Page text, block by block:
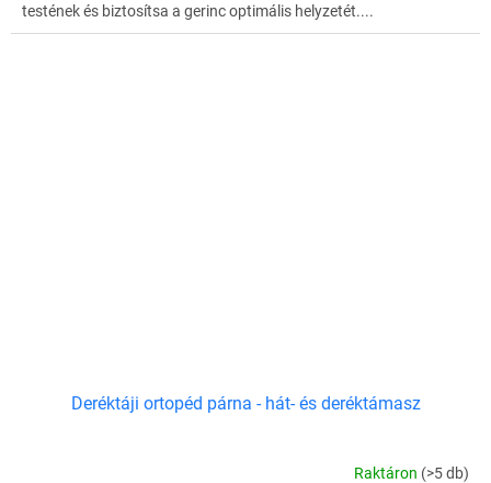
testének és biztosítsa a gerinc optimális helyzetét....
Deréktáji ortopéd párna - hát- és deréktámasz
Raktáron (>5 db)